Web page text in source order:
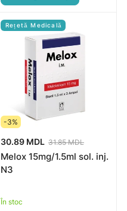
Rețetă Medicală
-3%
30.89 MDL 31.85 MDL
Melox 15mg/1.5ml sol. inj.
N3
În stoc